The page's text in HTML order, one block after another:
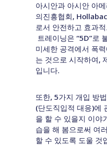
아시안과 아시안 아
의진흥협회,
로서 안전하고 효과
트레이닝은 “5D”로
미세한 공격에서 폭
는 것으로 시작하여,
입니다.
또한, 5가지 개입 방
(단도직입적 대응)에
을 할 수 있을지 이야
습을 해 봄으로써 여
할 수 있도록 도울 것